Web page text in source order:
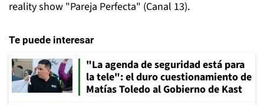
reality show "Pareja Perfecta" (Canal 13).
Te puede interesar
"La agenda de seguridad está para
la tele": el duro cuestionamiento de
Matías Toledo al Gobierno de Kast